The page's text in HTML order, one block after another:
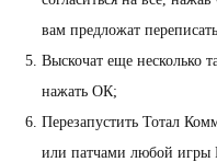
вам предложат
Выскочат еще несколько
нажать ОК;
Перезапустить Тотал
или патчами любой игры